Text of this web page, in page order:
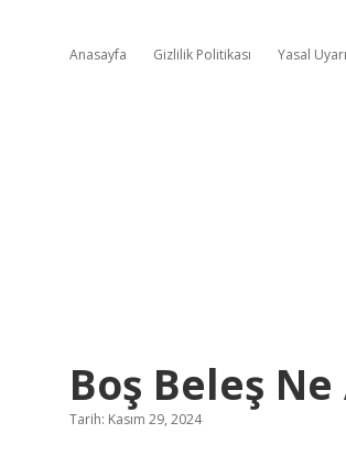
Anasayfa Gizlilik Politikası Yasal Uyarı
Boş Beleş
Tarih: Kasım 29, 2024